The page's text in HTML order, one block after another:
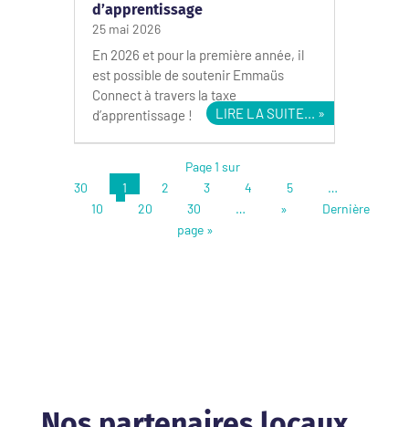
d’apprentissage
25 mai 2026
En 2026 et pour la première année, il
est possible de soutenir Emmaüs
Connect à travers la taxe
d’apprentissage !
LIRE LA SUITE...
Page 1 sur
30
1 2 3 4 5
…
10
20 30 … »
Dernière
page »